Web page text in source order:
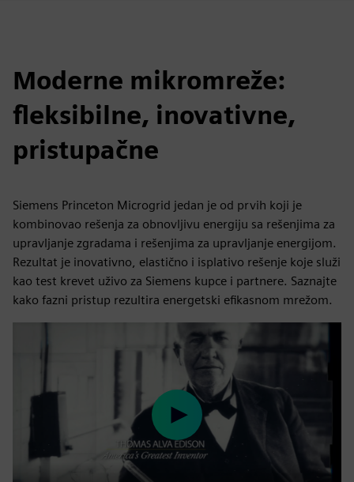
Moderne mikromreže:
fleksibilne, inovativne,
pristupačne
Siemens Princeton Microgrid jedan je od prvih koji je
kombinovao rešenja za obnovljivu energiju sa rešenjima za
upravljanje zgradama i rešenjima za upravljanje energijom.
Rezultat je inovativno, elastično i isplativo rešenje koje služi
kao test krevet uživo za Siemens kupce i partnere. Saznajte
kako fazni pristup rezultira energetski efikasnom mrežom.
Play